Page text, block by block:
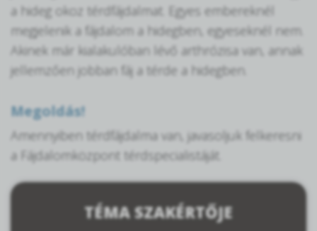
a hideg okoz térdfájdalmat. Egyes embereknél
megjelenik a fájdalom a hidegben, egyeseknél nem.
Akinek már kialakulóban lévő arthrózisa van, annak
jellemzően jobban fáj a térde a hidegben.
Megoldás!
Amennyiben térdfájdalma van, javasoljuk felkeresni
a Fájdalomközpont térdspecialistáját.
TÉMA SZAKÉRTŐJE